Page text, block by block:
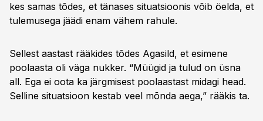
kes samas tõdes, et tänases situatsioonis võib öelda, et
tulemusega jäädi enam vähem rahule.
Sellest aastast rääkides tõdes Agasild, et esimene
poolaasta oli väga nukker. “Müügid ja tulud on üsna
all. Ega ei oota ka järgmisest poolaastast midagi head.
Selline situatsioon kestab veel mõnda aega,” rääkis ta.